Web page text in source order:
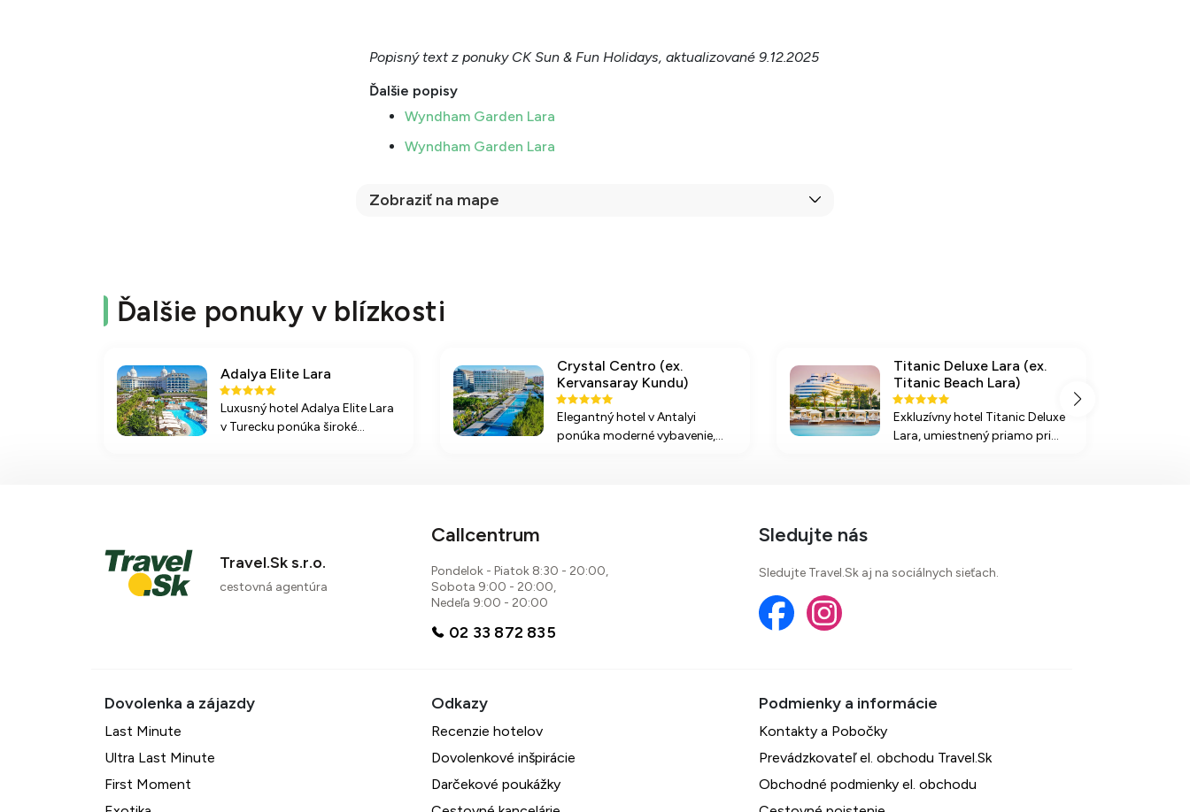
Popisný text z ponuky CK Sun & Fun Holidays, aktualizované 9.12.2025
Ďalšie popisy
Wyndham Garden Lara
Wyndham Garden Lara
Zobraziť na mape
Ďalšie ponuky v blízkosti
Adalya Elite Lara
Luxusný hotel Adalya Elite Lara
v Turecku ponúka široké
Crystal Centro (ex.
Kervansaray Kundu)
Elegantný hotel v Antalyi
ponúka moderné vybavenie,
Titanic Deluxe Lara (ex.
Titanic Beach Lara)
Exkluzívny hotel Titanic Deluxe
Lara, umiestnený priamo pri
Travel.Sk s.r.o.
cestovná agentúra
Callcentrum
Pondelok - Piatok 8:30 - 20:00,
Sobota 9:00 - 20:00,
Nedeľa 9:00 - 20:00
02 33 872 835
Sledujte nás
Sledujte Travel.Sk aj na sociálnych sieťach.
Last Minute
Ultra Last Minute
First Moment
Recenzie hotelov
Dovolenkové inšpirácie
Darčekové poukážky
Kontakty a Pobočky
Prevádzkovateľ el. obchodu Travel.Sk
Obchodné podmienky el. obchodu